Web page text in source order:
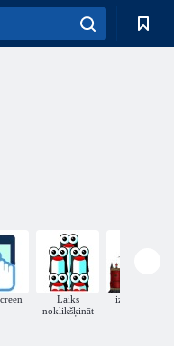
Laiks
noklikšķināt
iznīcinātājs